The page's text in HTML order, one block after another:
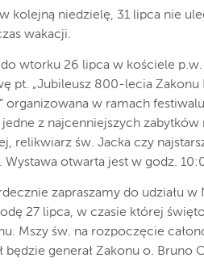
kolejną niedzielę, 31 lipca nie
wakacji.
wtorku 26 lipca w kościele
pt. „Jubileusz 800-lecia
organizowana w ramach
z najcenniejszych
relikwiarz św. Jacka czy
Wystawa otwarta jest w godz.
zapraszamy do udziału
27 lipca, w czasie której
Mszy św. na rozpoczęcie
będzie generał Zakonu o. Bruno